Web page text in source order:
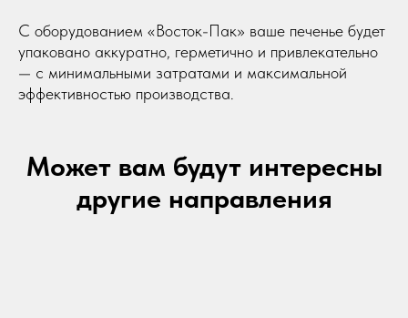
С оборудованием «Восток-Пак» ваше печенье будет
упаковано аккуратно, герметично и привлекательно
— с минимальными затратами и максимальной
эффективностью производства.
Может вам будут интересны
другие направления